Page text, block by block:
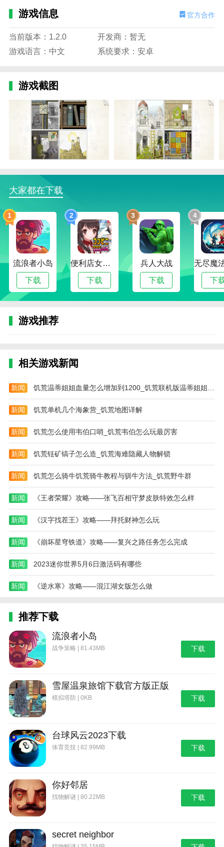
1。解谜元素:“画中世界”以解谜为核心玩法。玩家需要
通过观察、思考和推理来解决每幅画中的谜题，然后才
能继续前进。
2。多元化绘画:游戏中有各种各样的绘画，包括风景、
3。自由探索:“画中世界”提供了一个自由探索的机会。
玩家可以在画中自由移动和观察，发现隐藏的线索和秘
4。交互性:游戏中的绘画不仅是静态的图像，而且是交
互式的。玩家可以与画中的物体互动，解决更多的谜题
和问题。
画中世界游戏描述
1。操作方式:“画中世界”采用简单直观的操作方式，玩
家可以通过触摸屏幕来移动、观察、解谜。
2。提示系统:游戏中提供了提示系统。当玩家遇到困难
时，可以得到一些提示，帮助他们解决问题。
3。保存进度:游戏支持保存进度的功能。玩家可以随时
随地暂停游戏，下次继续时继续之前的进度。
4。成就系统:游戏中有成就系统，玩家通过完成特定任
务和挑战可以获得成就奖励，增加了游戏的趣味性和挑
战性。
有自己独特的风格和拼图设计。玩家需要观察和解决谜
2。精彩故事:游戏中的每一幅画都隐藏着一个精彩的故
事。通过解谜和探画，玩家逐渐揭开这些故事的真相，
体验悬念和惊喜。
3。挑战性谜题:游戏中的谜题设计极具挑战性，需要玩
家运用逻辑思维和创造力来解决问题，增加了游戏的趣
味性和挑战性。
4。画面精美:“画中世界”中的画面设计绝对精致，每一
幅画都充满艺术魅力，给玩家带来视觉享受和沉浸感。
画中世界游戏评测
游戏以其独特的玩法和精致的画面设计深受玩家喜爱。
在游戏中，玩家将进入一个充满神秘和惊喜的绘画世
界，通过解谜和探索，揭开隐藏在绘画背后的故事。
游戏信息 官方合作
当前版本：1.2.0
开发商：暂无
游戏语言：中文
系统要求：安卓
游戏截图
大家都在下载
1
流浪者小岛
下载
2
便利店女孩moonband
下载
3
兵人大战
下载
4
下
游戏推荐
相关游戏新闻
新闻 饥荒温蒂姐姐血量怎么增加到1200_饥荒联机版温蒂姐姐怎么召唤
新闻 饥荒单机几个海象营_饥荒地图详解
新闻 饥荒怎么使用韦伯口哨_饥荒韦伯怎么玩最厉害
新闻 饥荒铥矿镐子怎么造_饥荒海难隐藏人物解锁
新闻 饥荒怎么骑牛饥荒骑牛教程与驯牛方法_饥荒野牛群
新闻 《王者荣耀》攻略——张飞百相守梦皮肤特效怎么样
新闻 《汉字找茬王》攻略——拜托财神怎么玩
新闻 《崩坏星穹铁道》攻略——复兴之路任务怎么完成
新闻 2023迷你世界5月6日激活码有哪些
新闻 《逆水寒》攻略——混江湖女版怎么做
推荐下载
流浪者小岛
战争策略 | 81.43MB 下载
雪屋温泉旅馆下载官方版正版
模拟塔防 | 0KB 下载
台球风云2023下载
体育竞技 | 82.99MB 下载
你好邻居
找物解谜 | 80.22MB 下载
secret neighbor